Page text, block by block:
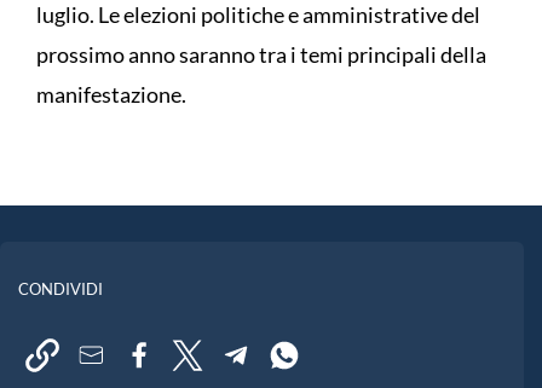
luglio. Le elezioni politiche e amministrative del
prossimo anno saranno tra i temi principali della
manifestazione.
CONDIVIDI